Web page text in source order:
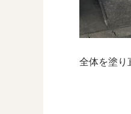
全体を塗り